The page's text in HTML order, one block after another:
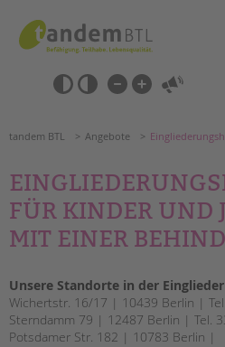
springen
Barrierefrei-
Einstellungen
überspringen
überspringen
SCHULE & GANZTAG
Oberschulen
Kollegs
EFöB
Schulbezogene Sozialarbeit
tandem BTL Angebote
FÜR KINDER UND
MIT EINER
Unsere Standorte in der
Wichertstr. 16/17 | 10439 Berlin |
Sterndamm 79 | 12487 Berlin | Tel.
Potsdamer Str. 182 | 10783 Berlin |